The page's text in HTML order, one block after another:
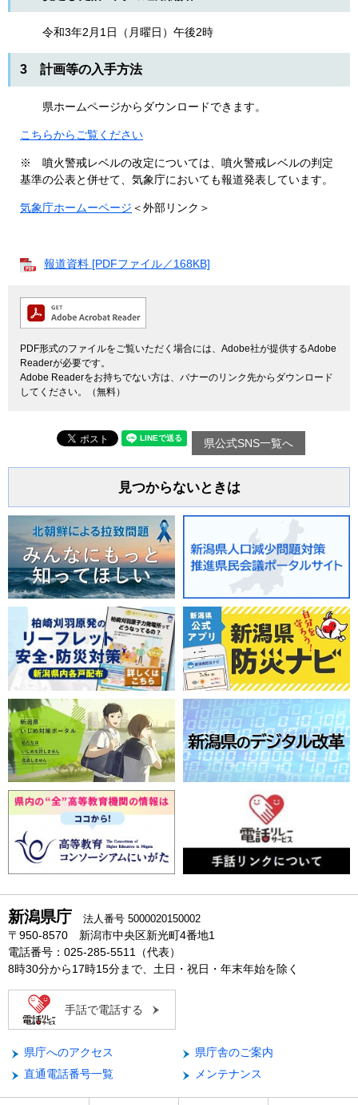
令和3年2月1日（月曜日）午後2時
3 計画等の入手方法
県ホームページからダウンロードできます。
こちらからご覧ください
※ 噴火警戒レベルの改定については、噴火警戒レベルの判定
基準の公表と併せて、気象庁においても報道発表しています。
気象庁ホームーページ ＜外部リンク＞
報道資料 [PDFファイル／168KB]
PDF形式のファイルをご覧いただく場合には、Adobe社が提供するAdobe
Readerが必要です。
Adobe Readerをお持ちでない方は、バナーのリンク先からダウンロード
してください。（無料）
県公式SNS一覧へ
見つからないときは
新潟県庁 法人番号 5000020150002
〒950-8570 新潟市中央区新光町4番地1
電話番号：025-285-5511（代表）
8時30分から17時15分まで、土日・祝日・年末年始を除く
手話で電話する
県庁へのアクセス
県庁舎のご案内
直通電話番号一覧
メンテナンス